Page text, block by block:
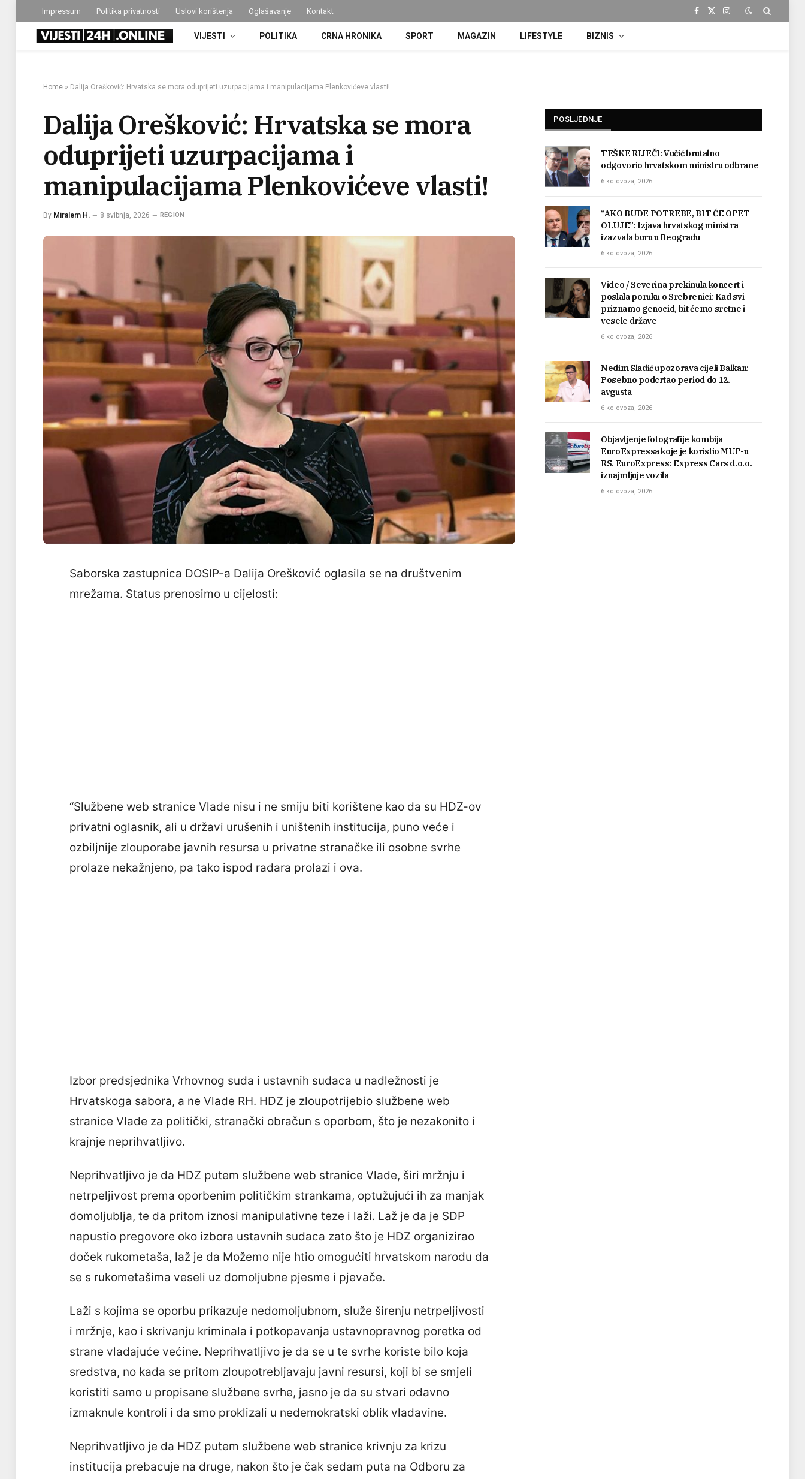
Impressum Politika privatnosti Uslovi korištenja Oglašavanje Kontakt
Facebook
X
Instagram
VIJESTI POLITIKA CRNA HRONIKA SPORT MAGAZIN LIFESTYLE BIZNIS
Home » Dalija Orešković: Hrvatska se mora oduprijeti uzurpacijama i manipulacijama Plenkovićeve vlasti!
Dalija Orešković: Hrvatska se mora
oduprijeti uzurpacijama i
manipulacijama Plenkovićeve vlasti!
By Miralem H. 8 svibnja, 2026 REGION
Saborska zastupnica DOSIP-a Dalija Orešković oglasila se na društvenim
mrežama. Status prenosimo u cijelosti:
“Službene web stranice Vlade nisu i ne smiju biti korištene kao da su HDZ-ov
privatni oglasnik, ali u državi urušenih i uništenih institucija, puno veće i
ozbiljnije zlouporabe javnih resursa u privatne stranačke ili osobne svrhe
prolaze nekažnjeno, pa tako ispod radara prolazi i ova.
Izbor predsjednika Vrhovnog suda i ustavnih sudaca u nadležnosti je
Hrvatskoga sabora, a ne Vlade RH. HDZ je zloupotrijebio službene web
stranice Vlade za politički, stranački obračun s oporbom, što je nezakonito i
krajnje neprihvatljivo.
Neprihvatljivo je da HDZ putem službene web stranice Vlade, širi mržnju i
netrpeljivost prema oporbenim političkim strankama, optužujući ih za manjak
domoljublja, te da pritom iznosi manipulativne teze i laži. Laž je da je SDP
napustio pregovore oko izbora ustavnih sudaca zato što je HDZ organizirao
doček rukometaša, laž je da Možemo nije htio omogućiti hrvatskom narodu da
se s rukometašima veseli uz domoljubne pjesme i pjevače.
Laži s kojima se oporbu prikazuje nedomoljubnom, služe širenju netrpeljivosti
i mržnje, kao i skrivanju kriminala i potkopavanja ustavnopravnog poretka od
strane vladajuće većine. Neprihvatljivo je da se u te svrhe koriste bilo koja
sredstva, no kada se pritom zloupotrebljavaju javni resursi, koji bi se smjeli
koristiti samo u propisane službene svrhe, jasno je da su stvari odavno
izmaknule kontroli i da smo proklizali u nedemokratski oblik vladavine.
Neprihvatljivo je da HDZ putem službene web stranice krivnju za krizu
institucija prebacuje na druge, nakon što je čak sedam puta na Odboru za
POSLJEDNJE
TEŠKE RIJEČI: Vučić brutalno
odgovorio hrvatskom ministru odbrane
6 kolovoza, 2026
“AKO BUDE POTREBE, BIT ĆE OPET
OLUJE”: Izjava hrvatskog ministra
izazvala buru u Beogradu
6 kolovoza, 2026
Video / Severina prekinula koncert i
poslala poruku o Srebrenici: Kad svi
priznamo genocid, bit ćemo sretne i
vesele države
6 kolovoza, 2026
Nedim Sladić upozorava cijeli Balkan:
Posebno podcrtao period do 12.
avgusta
6 kolovoza, 2026
Objavljenje fotografije kombija
EuroExpressa koje je koristio MUP-u
RS. EuroExpress: Express Cars d.o.o.
iznajmljuje vozila
6 kolovoza, 2026